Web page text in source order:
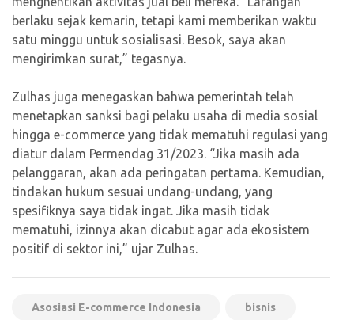
berlaku sejak kemarin, tetapi kami memberikan waktu
satu minggu untuk sosialisasi. Besok, saya akan
mengirimkan surat,” tegasnya.
Zulhas juga menegaskan bahwa pemerintah telah
menetapkan sanksi bagi pelaku usaha di media sosial
hingga e-commerce yang tidak mematuhi regulasi yang
diatur dalam Permendag 31/2023. “Jika masih ada
pelanggaran, akan ada peringatan pertama. Kemudian,
tindakan hukum sesuai undang-undang, yang
spesifiknya saya tidak ingat. Jika masih tidak
mematuhi, izinnya akan dicabut agar ada ekosistem
positif di sektor ini,” ujar Zulhas.
Asosiasi E-commerce Indonesia bisnis